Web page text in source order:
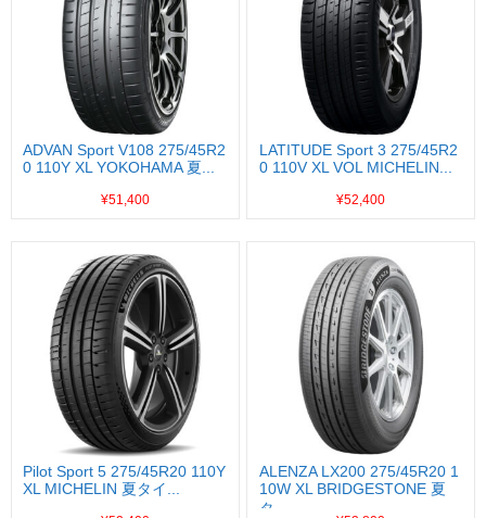
ADVAN Sport V108 275/45R2
0 110Y XL YOKOHAMA 夏...
¥51,400
LATITUDE Sport 3 275/45R2
0 110V XL VOL MICHELIN...
¥52,400
Pilot Sport 5 275/45R20 110Y
XL MICHELIN 夏タイ...
ALENZA LX200 275/45R20 1
10W XL BRIDGESTONE 夏
タ...